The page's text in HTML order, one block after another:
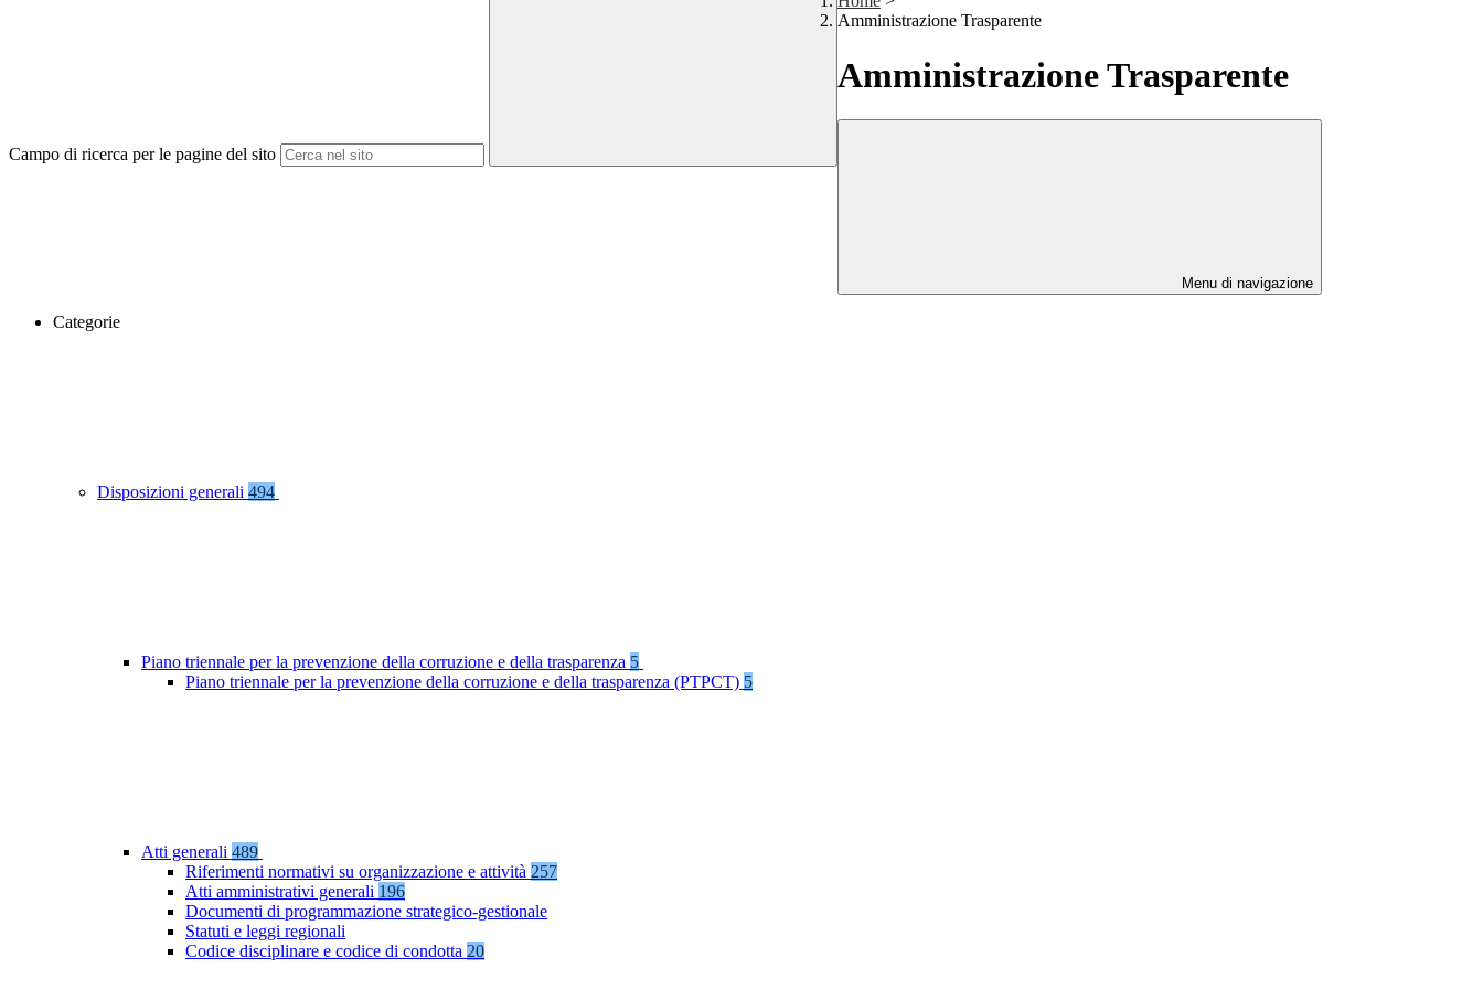
Campo di ricerca per le pagine del sito
Amministrazione Trasparente
Amministrazione Trasparente
Menu di navigazione
Categorie
Disposizioni generali 494
Piano triennale per la prevenzione della corruzione e della trasparenza 5
Piano triennale per la prevenzione della corruzione e della trasparenza (PTPCT) 5
Atti generali 489
Riferimenti normativi su organizzazione e attività 257
Atti amministrativi generali 196
Documenti di programmazione strategico-gestionale
Statuti e leggi regionali
Codice disciplinare e codice di condotta 20